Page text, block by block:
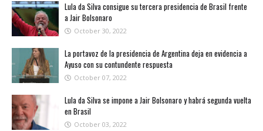
Lula da Silva consigue su tercera presidencia de Brasil frente
a Jair Bolsonaro
October 30, 2022
La portavoz de la presidencia de Argentina deja en evidencia a
Ayuso con su contundente respuesta
October 07, 2022
Lula da Silva se impone a Jair Bolsonaro y habrá segunda vuelta
en Brasil
October 03, 2022